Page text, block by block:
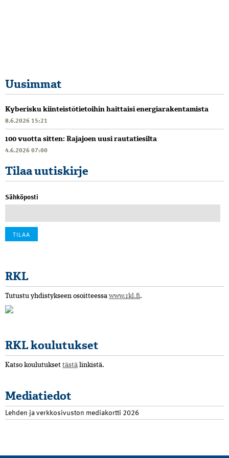
Uusimmat
Kyberisku kiinteistötietoihin haittaisi energiarakentamista
8.6.2026 15:21
100 vuotta sitten: Rajajoen uusi rautatiesilta
4.6.2026 07:00
Tilaa uutiskirje
Sähköposti
RKL
Tutustu yhdistykseen osoitteessa www.rkl.fi.
RKL koulutukset
Katso koulutukset tästä linkistä.
Mediatiedot
Lehden ja verkkosivuston mediakortti 2026